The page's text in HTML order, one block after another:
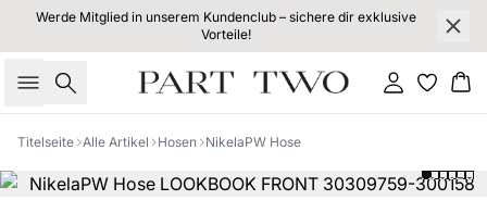
Werde Mitglied in unserem Kundenclub – sichere dir exklusive
Vorteile!
Suche Einloggen
Titelseite Alle Artikel Hosen NikelaPW Hose